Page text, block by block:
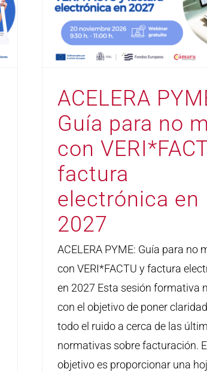
ACELERA
Guía para no
con
factura
electrónica en
2027
ACELERA PYME: Guía para no
con VERI*FACTU y factura
en 2027 Esta sesión formativa
con el objetivo de poner
todo el ruido a cerca de las
normativas sobre facturación. El
objetivo es proporcionar una